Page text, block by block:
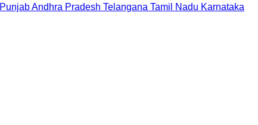
PunjabAndhra Pradesh Telangana Tamil Nadu Karnataka